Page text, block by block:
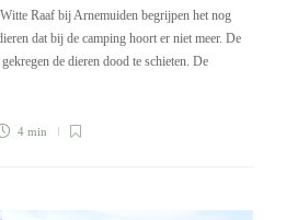
Raaf bij Arnemuiden begrijpen het nog
dat bij de camping hoort er niet meer. De
de dieren dood te schieten. De
4 min